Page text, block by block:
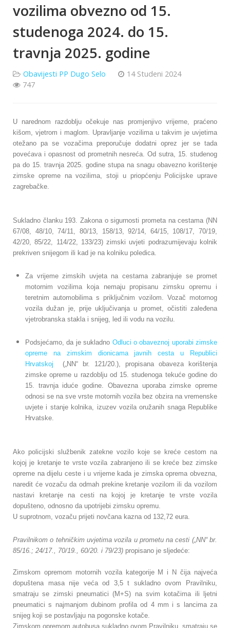
vozilima obvezno od 15.
studenoga 2024. do 15.
travnja 2025. godine
Obavijesti PP Dugo Selo
14 Studeni 2024
747
U narednom razdoblju očekuje nas promjenjivo vrijeme, praćeno
kišom, vjetrom i maglom. Upravljanje vozilima u takvim je uvjetima
otežano pa se vozačima preporučuje dodatni oprez jer se tada
povećava i opasnost od prometnih nesreća. Od sutra, 15. studenog
pa do 15. travnja 2025. godine stupa na snagu obavezno korištenje
zimske opreme na vozilima, stoji u priopćenju Policijske uprave
zagrebačke.
Sukladno članku 193. Zakona o sigurnosti prometa na cestama (NN
67/08, 48/10, 74/11, 80/13, 158/13, 92/14, 64/15, 108/17, 70/19,
42/20, 85/22, 114/22, 133/23) zimski uvjeti podrazumijevaju kolnik
prekriven snijegom ili kad je na kolniku poledica.
Za vrijeme zimskih uvjeta na cestama zabranjuje se promet
motornim vozilima koja nemaju propisanu zimsku opremu i
teretnim automobilima s priključnim vozilom. Vozač motornog
vozila dužan je, prije uključivanja u promet, očistiti zaleđena
vjetrobranska stakla i snijeg, led ili vodu na vozilu.
Podsjećamo, da je sukladno Odluci o obaveznoj uporabi zimske
opreme na zimskim dionicama javnih cesta u Republici
Hrvatskoj („NN“ br. 121/20.), propisana obaveza korištenja
zimske opreme u razdoblju od 15. studenoga tekuće godine do
15. travnja iduće godine. Obavezna uporaba zimske opreme
odnosi se na sve vrste motornih vozila bez obzira na vremenske
uvjete i stanje kolnika, izuzev vozila oružanih snaga Republike
Hrvatske.
Ako policijski službenik zatekne vozilo koje se kreće cestom na
kojoj je kretanje te vrste vozila zabranjeno ili se kreće bez zimske
opreme na dijelu ceste i u vrijeme kada je zimska oprema obvezna,
naredit će vozaču da odmah prekine kretanje vozilom ili da vozilom
nastavi kretanje na cesti na kojoj je kretanje te vrste vozila
dopušteno, odnosno da upotrijebi zimsku opremu.
U suprotnom, vozaču prijeti novčana kazna od 132,72 eura.
Pravilnikom o tehničkim uvjetima vozila u prometu na cesti („NN“ br.
85/16.; 24/17., 70/19., 60/20. i 79/23) propisano je sljedeće:
Zimskom opremom motornih vozila kategorije M i N čija najveća
dopuštena masa nije veća od 3,5 t sukladno ovom Pravilniku,
smatraju se zimski pneumatici (M+S) na svim kotačima ili ljetni
pneumatici s najmanjom dubinom profila od 4 mm i s lancima za
snijeg koji se postavljaju na pogonske kotače.
Zimskom opremom autobusa sukladno ovom Pravilniku, smatraju se